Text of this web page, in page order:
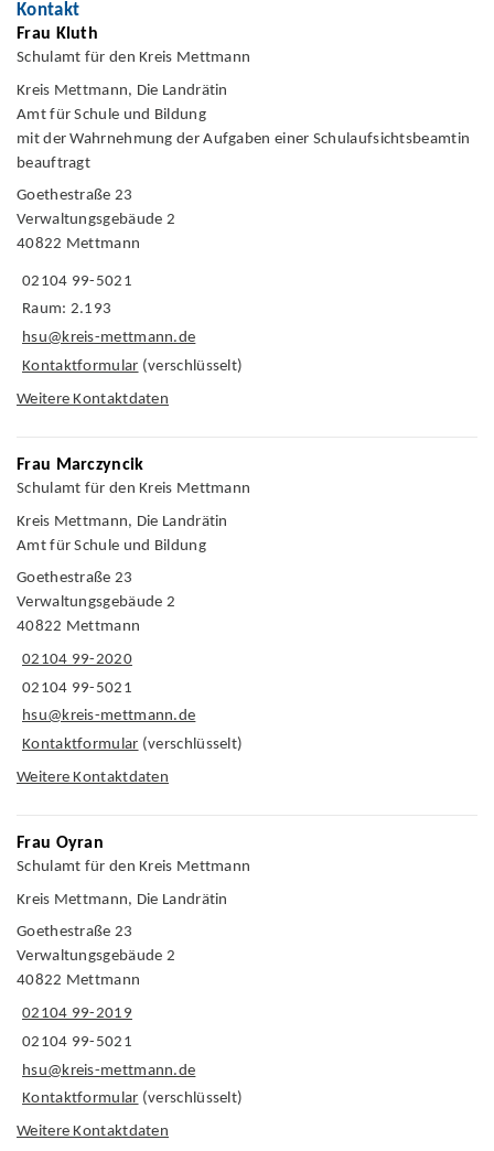
Kontakt
Frau Kluth
Schulamt für den Kreis Mettmann
Kreis Mettmann, Die Landrätin
Amt für Schule und Bildung
mit der Wahrnehmung der Aufgaben einer Schulaufsichtsbeamtin
beauftragt
Goethestraße 23
Verwaltungsgebäude 2
40822 Mettmann
02104 99-5021
Raum: 2.193
hsu@kreis-mettmann.de
Kontaktformular (verschlüsselt)
Weitere Kontaktdaten
Frau Marczyncik
Schulamt für den Kreis Mettmann
Kreis Mettmann, Die Landrätin
Amt für Schule und Bildung
Goethestraße 23
Verwaltungsgebäude 2
40822 Mettmann
02104 99-2020
02104 99-5021
hsu@kreis-mettmann.de
Kontaktformular (verschlüsselt)
Weitere Kontaktdaten
Frau Oyran
Schulamt für den Kreis Mettmann
Kreis Mettmann, Die Landrätin
Goethestraße 23
Verwaltungsgebäude 2
40822 Mettmann
02104 99-2019
02104 99-5021
hsu@kreis-mettmann.de
Kontaktformular (verschlüsselt)
Weitere Kontaktdaten